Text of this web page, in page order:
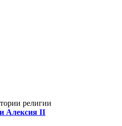
религии
Алексия II